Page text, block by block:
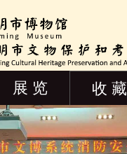
展 览 收 藏